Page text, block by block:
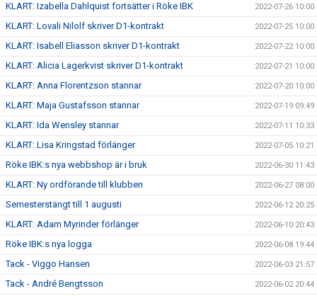
KLART: Izabella Dahlquist fortsätter i Röke IBK 2022-07-26 10:00
KLART: Lovali Nilolf skriver D1-kontrakt 2022-07-25 10:00
KLART: Isabell Eliasson skriver D1-kontrakt 2022-07-22 10:00
KLART: Alicia Lagerkvist skriver D1-kontrakt 2022-07-21 10:00
KLART: Anna Florentzson stannar 2022-07-20 10:00
KLART: Maja Gustafsson stannar 2022-07-19 09:49
KLART: Ida Wensley stannar 2022-07-11 10:33
KLART: Lisa Kringstad förlänger 2022-07-05 10:21
Röke IBK:s nya webbshop är i bruk 2022-06-30 11:43
KLART: Ny ordförande till klubben 2022-06-27 08:00
Semesterstängt till 1 augusti 2022-06-12 20:25
KLART: Adam Myrinder förlänger 2022-06-10 20:43
Röke IBK:s nya logga 2022-06-08 19:44
Tack - Viggo Hansen 2022-06-03 21:57
Tack - André Bengtsson 2022-06-02 20:44